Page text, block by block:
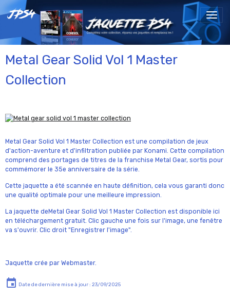
Metal Gear Solid Vol 1 Master
Collection
Metal Gear Solid Vol 1 Master Collection est une compilation de jeux
d'action-aventure et d'infiltration publiée par Konami. Cette compilation
comprend des portages de titres de la franchise Metal Gear, sortis pour
commémorer le 35e anniversaire de la série.
Cette jaquette a été scannée en haute définition, cela vous garanti donc
une qualité optimale pour une meilleure impression.
La jaquette deMetal Gear Solid Vol 1 Master Collection est disponible ici
en téléchargement gratuit. Clic gauche une fois sur l'image, une fenêtre
va s'ouvrir. Clic droit "Enregistrer l'image".
Jaquette crée par Webmaster.
Date de dernière mise à jour : 23/09/2025